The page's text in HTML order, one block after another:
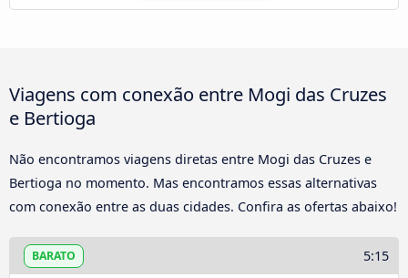
Viagens com conexão entre Mogi das Cruzes
e Bertioga
Não encontramos viagens diretas entre Mogi das Cruzes e
Bertioga no momento. Mas encontramos essas alternativas
com conexão entre as duas cidades. Confira as ofertas abaixo!
BARATO 5:15